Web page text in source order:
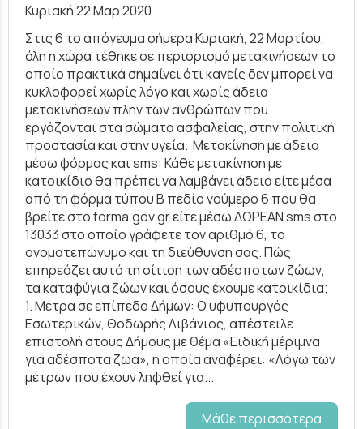
Κυριακή 22 Μαρ 2020
Στις 6 το απόγευμα σήμερα Κυριακή, 22 Μαρτίου,
όλη η χώρα τέθηκε σε περιορισμό μετακινήσεων το
οποίο πρακτικά σημαίνει ότι κανείς δεν μπορεί να
κυκλοφορεί χωρίς λόγο και χωρίς άδεια
μετακινήσεων πλην των ανθρώπων που
εργάζονται στα σώματα ασφαλείας, στην πολιτική
προστασία και στην υγεία. Μετακίνηση με άδεια
μέσω φόρμας και sms: Κάθε μετακίνηση με
κατοικίδιο θα πρέπει να λαμβάνει άδεια είτε μέσα
από τη φόρμα τύπου Β πεδίο νούμερο 6 που θα
βρείτε στο forma.gov.gr είτε μέσω ΔΩΡΕΑΝ sms στο
13033 στο οποίο γράφετε τον αριθμό 6, το
ονοματεπώνυμο και τη διεύθυνση σας. Πώς
επηρεάζει αυτό τη σίτιση των αδέσποτων ζώων,
τα καταφύγια ζώων και όσους έχουμε κατοικίδια;
1. Μέτρα σε επίπεδο Δήμων: O υφυπουργός
Εσωτερικών, Θοδωρής Λιβάνιος, απέστειλε
επιστολή στους Δήμους με θέμα «Ειδική μέριμνα
για αδέσποτα ζώα», η οποία αναφέρει: «Λόγω των
μέτρων που έχουν ληφθεί για...
Μάθε περισσότερα